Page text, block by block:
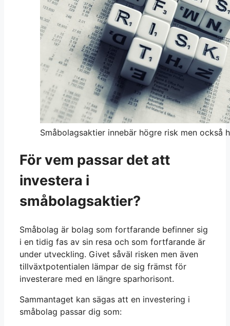
Småbolagsaktier innebär högre risk men också
För vem passar det att
investera i
småbolagsaktier?
Småbolag är bolag som fortfarande befinner sig
i en tidig fas av sin resa och som fortfarande är
under utveckling. Givet såväl risken men även
tillväxtpotentialen lämpar de sig främst för
investerare med en längre sparhorisont.
Sammantaget kan sägas att en investering i
småbolag passar dig som: